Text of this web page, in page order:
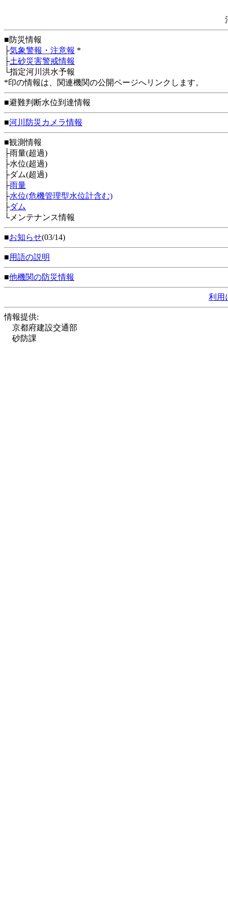
■防災情報
├気象警報・注意報 *
├土砂災害警戒情報
└指定河川洪水予報
*印の情報は、関連機関の公開ページへリンクします。
■避難判断水位到達情報
■河川防災カメラ情報
■観測情報
├雨量(超過)
├水位(超過)
├ダム(超過)
├雨量
├水位(危機管理型水位計含む)
├ダム
└メンテナンス情報
■お知らせ(03/14)
■用語の説明
■他機関の防災情報
利用
情報提供:
京都府建設交通部
砂防課